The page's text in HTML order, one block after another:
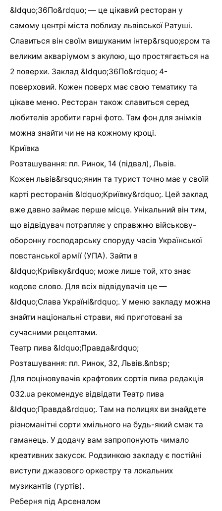
&ldquo;36По&rdquo; — це цікавий ресторан у
самому центрі міста поблизу львівської Ратуші.
Славиться він своїм вишуканим інтер&rsquo;єром та
великим акваріумом з акулою, що простягається на
2 поверхи. Заклад &ldquo;36По&rdquo; 4-
поверховий. Кожен поверх має свою тематику та
цікаве меню. Ресторан також славиться серед
любителів зробити гарні фото. Там фон для знімків
можна знайти чи не на кожному кроці.
Криївка
Розташування: пл. Ринок, 14 (підвал), Львів.
Кожен львів&rsquo;янин та турист точно має у своїй
карті ресторанів &ldquo;Криївку&rdquo;. Цей заклад
вже давно займає перше місце. Унікальний він тим,
що відвідувач потрапляє у справжню військову-
оборонну господарську споруду часів Української
повстанської армії (УПА). Зайти в
&ldquo;Криївку&rdquo; може лише той, хто знає
кодове слово. Для всіх відвідувачів це —
&ldquo;Слава Україні&rdquo;. У меню закладу можна
знайти національні страви, які приготовані за
сучасними рецептами.
Театр пива &ldquo;Правда&rdquo;
Розташування: пл. Ринок, 32, Львів.&nbsp;
Для поціновувачів крафтових сортів пива редакція
032.ua рекомендує відвідати Театр пива
&ldquo;Правда&rdquo;. Там на полицях ви знайдете
різноманітні сорти хмільного на будь-який смак та
гаманець. У додачу вам запропонують чимало
креативних закусок. Родзинкою закладу є постійні
виступи джазового оркестру та локальних
музикантів (гуртів).
Реберня під Арсеналом